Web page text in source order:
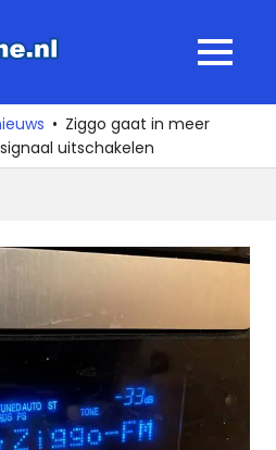
MENU
Ziggo gaat in meer
uitschakelen